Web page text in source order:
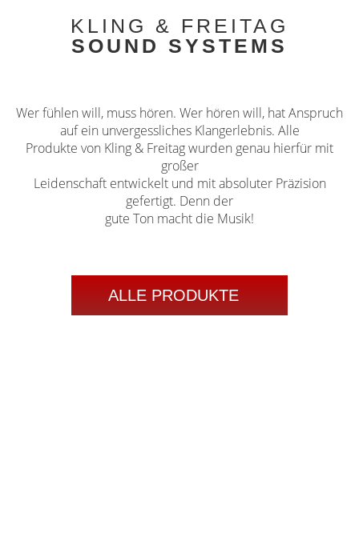
KLING & FREITAG
SOUND SYSTEMS
Wer fühlen will, muss hören. Wer hören will, hat Anspruch
auf ein unvergessliches Klangerlebnis. Alle
Produkte von Kling & Freitag wurden genau hierfür mit
großer
Leidenschaft entwickelt und mit absoluter Präzision
gefertigt. Denn der
gute Ton macht die Musik!
ALLE PRODUKTE